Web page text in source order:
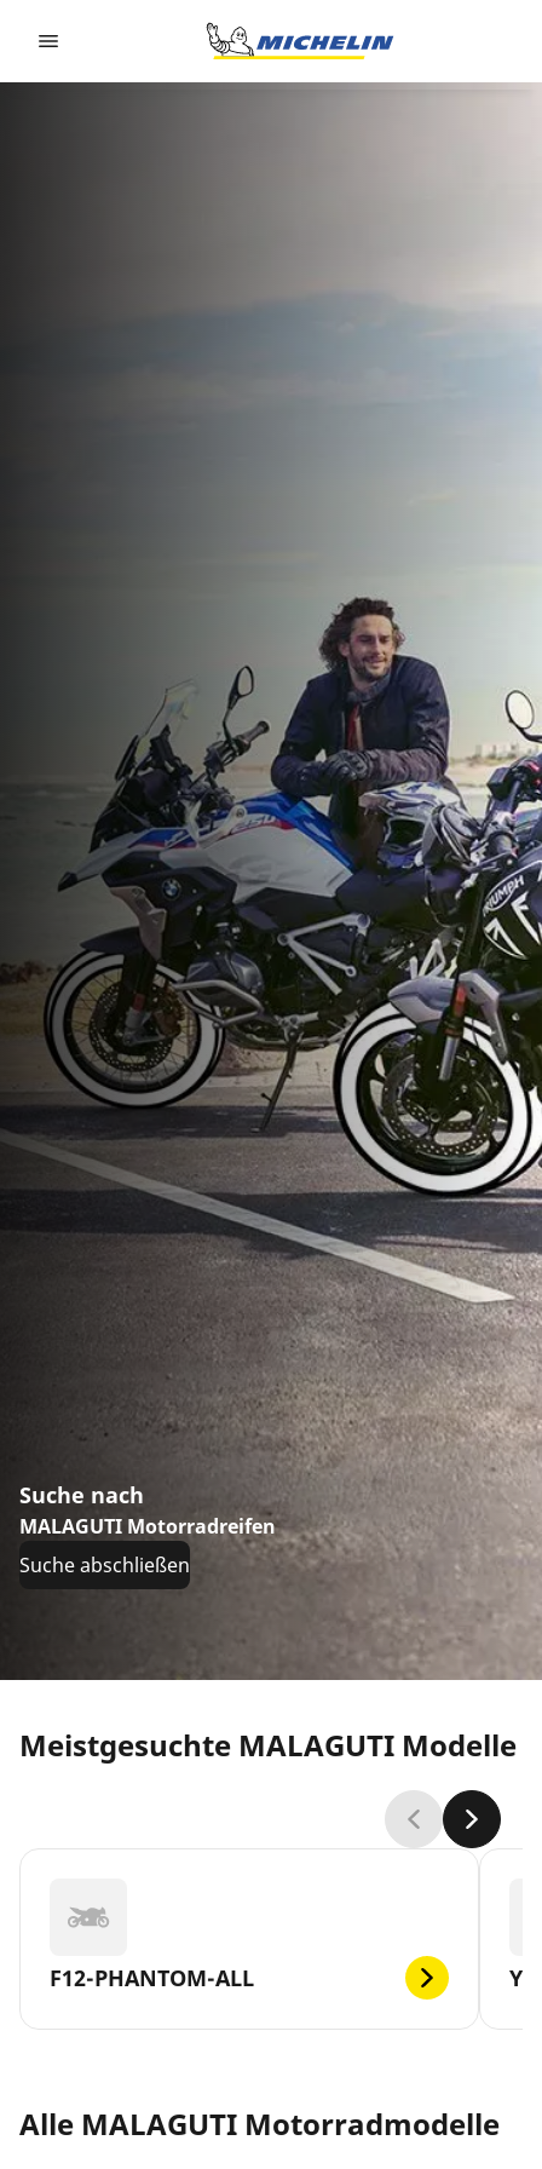
Suche nach
MALAGUTI Motorradreifen
Suche abschließen
Meistgesuchte MALAGUTI Modelle
F12-PHANTOM-ALL
Alle MALAGUTI Motorradmodelle